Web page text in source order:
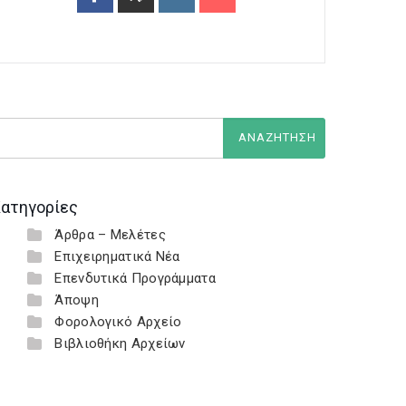
Άρθρα – Μελέτες
Επιχειρηματικά Νέα
Επενδυτικά Προγράμματα
Άποψη
Φορολογικό Αρχείο
Βιβλιοθήκη Αρχείων